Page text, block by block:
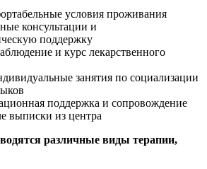
условия проживания
консультации и
поддержку
и курс лекарственного
занятия по социализации
поддержка и сопровождение
выписки из центра
различные виды терапии,